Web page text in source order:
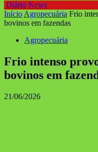
Diário News
Início Agropecuária Frio
bovinos em fazendas
Agropecuária
Frio intenso
bovinos em
21/06/2026